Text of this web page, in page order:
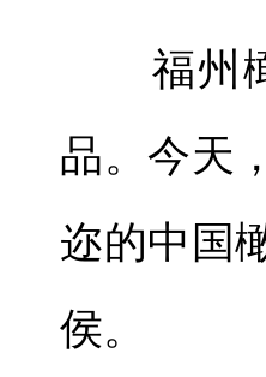
福州橄
品。今天
迩的中国
侯。